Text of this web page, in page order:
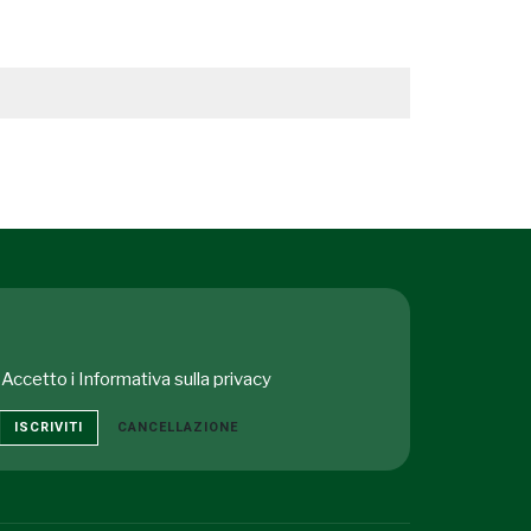
Accetto i Informativa sulla privacy
ISCRIVITI CANCELLAZIONE